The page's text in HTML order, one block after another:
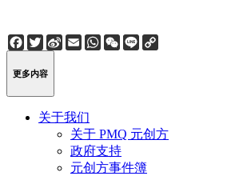
Facebook
Twitter
Sina
Weibo
EmailWhatsApp
WeChat
Line
更多内容
关于我们
关于 PMQ 元创方
政府支持
元创方事件簿